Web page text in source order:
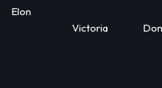
Elon
Victoria